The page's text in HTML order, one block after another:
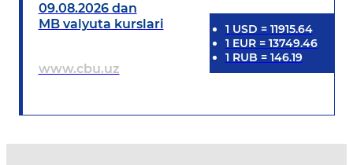
09.08.2026 dan
MB valyuta kurslari
www.cbu.uz
1 USD = 11915.64
1 EUR= 13749.46
1 RUB = 146.19